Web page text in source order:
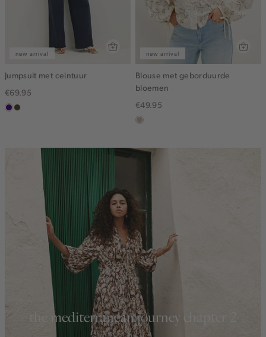
new arrival
Jumpsuit met ceintuur
€69.95
indigogroen,
new arrival
Blouse met geborduurde
bloemen
€49.95
lichtzand
the mediterranean journey chapter 2